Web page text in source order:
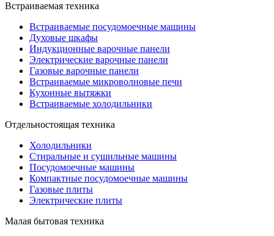
Встраиваемая техника
Встраиваемые посудомоечные машины
Духовые шкафы
Индукционные варочные панели
Электрические варочные панели
Газовые варочные панели
Встраиваемые микроволновые печи
Кухонные вытяжки
Встраиваемые холодильники
Отдельностоящая техника
Холодильники
Стиральные и сушильные машины
Посудомоечные машины
Компактные посудомоечные машины
Газовые плиты
Электрические плиты
Малая бытовая техника